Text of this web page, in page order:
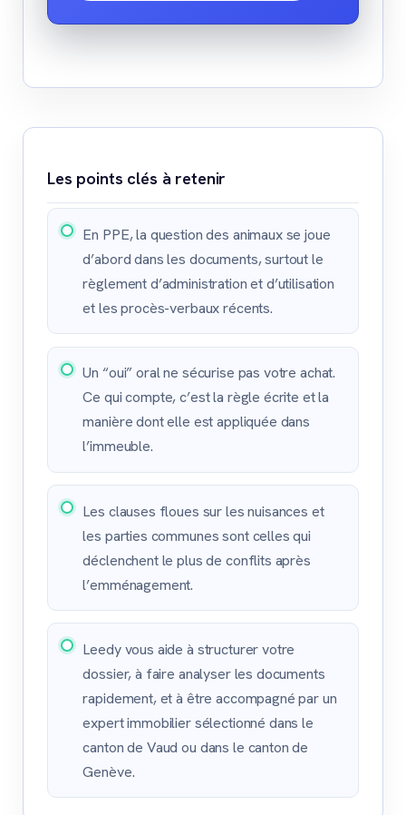
Les points clés à retenir
En PPE, la question des animaux se joue
d’abord dans les documents, surtout le
règlement d’administration et d’utilisation
et les procès-verbaux récents.
Un “oui” oral ne sécurise pas votre achat.
Ce qui compte, c’est la règle écrite et la
manière dont elle est appliquée dans
l’immeuble.
Les clauses floues sur les nuisances et
les parties communes sont celles qui
déclenchent le plus de conflits après
l’emménagement.
Leedy vous aide à structurer votre
dossier, à faire analyser les documents
rapidement, et à être accompagné par un
expert immobilier sélectionné dans le
canton de Vaud ou dans le canton de
Genève.